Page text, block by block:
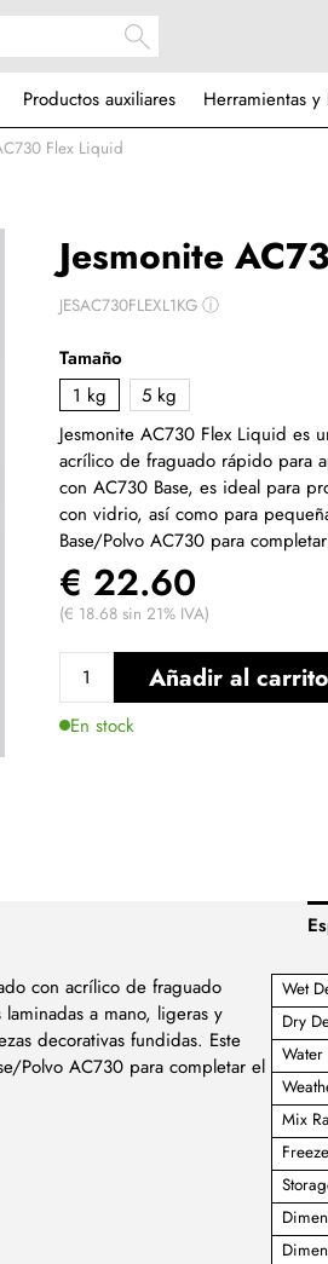
Productos auxiliares Herramientas y
Flex Liquid
Jesmonite
JESAC730FLEXL1KGⓘ
Tamaño
1 kg
5 kg
Jesmonite AC730 Flex Liquid es
acrílico de fraguado rápido para
con AC730 Base, es ideal para
con vidrio, así como para
Base/Polvo AC730 para
€ 22.60
(€ 18.68 sin 21% IVA)
Añadir al carrito
En stock
con acrílico de fraguado
a mano, ligeras y
decorativas fundidas. Este
Polvo AC730 para completar el
Wet
Dry
Water
Mix